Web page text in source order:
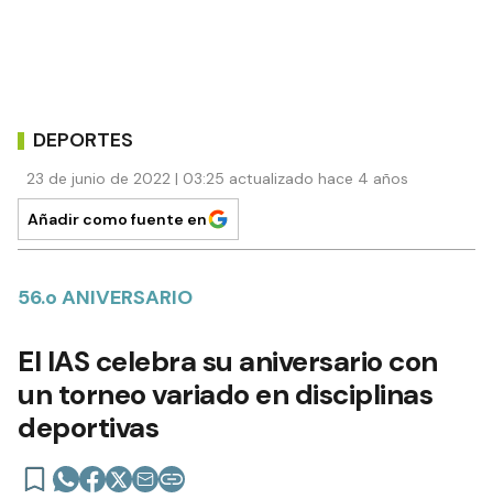
DEPORTES
23 de junio de 2022 | 03:25 actualizado hace 4 años
Añadir como fuente en
56.o ANIVERSARIO
El IAS celebra su aniversario con
un torneo variado en disciplinas
deportivas